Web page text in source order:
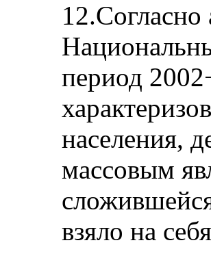
период
населения,
массовым
взяло на